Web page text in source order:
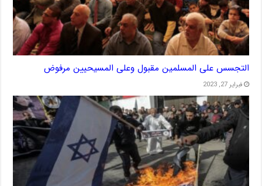
التجسس على المسلمين مقبول وعلى المسيحيين مرفوض
فبراير 27, 2023